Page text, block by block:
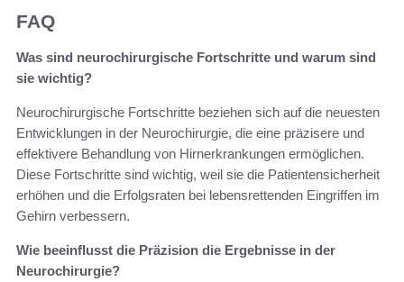
FAQ
Was sind neurochirurgische Fortschritte und warum sind
sie wichtig?
Neurochirurgische Fortschritte beziehen sich auf die neuesten
Entwicklungen in der Neurochirurgie, die eine präzisere und
effektivere Behandlung von Hirnerkrankungen ermöglichen.
Diese Fortschritte sind wichtig, weil sie die Patientensicherheit
erhöhen und die Erfolgsraten bei lebensrettenden Eingriffen im
Gehirn verbessern.
Wie beeinflusst die Präzision die Ergebnisse in der
Neurochirurgie?